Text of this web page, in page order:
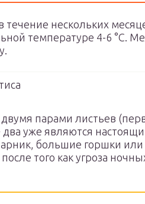
нескольких
температуре 4-6 °С.
двумя парами листьев
уже являются
большие горшки или
того как угроза